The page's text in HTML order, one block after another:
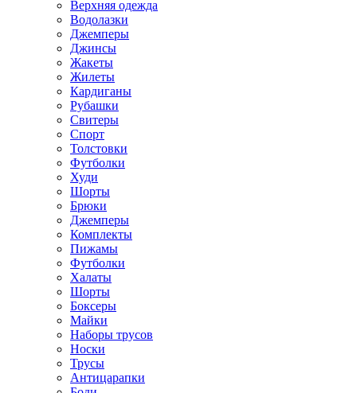
Верхняя одежда
Водолазки
Джемперы
Джинсы
Жакеты
Жилеты
Кардиганы
Рубашки
Свитеры
Спорт
Толстовки
Футболки
Худи
Шорты
Брюки
Джемперы
Комплекты
Пижамы
Футболки
Халаты
Шорты
Боксеры
Майки
Наборы трусов
Носки
Трусы
Антицарапки